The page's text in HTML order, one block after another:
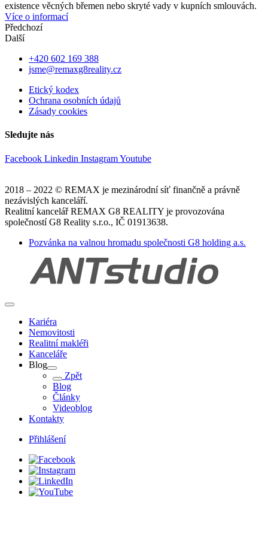
existence věcných břemen nebo skryté vady v kupních smlouvách.
Více o informací
Předchozí
Další
+420 602 169 388
jsme@remaxg8reality.cz
Etický kodex
Ochrana osobních údajů
Zásady cookies
Sledujte nás
Facebook Linkedin InstagramYoutube
2018 – 2022 © REMAX je mezinárodní síť finančně a právně
nezávislých kanceláří.
Realitní kancelář REMAX G8 REALITY je provozována
společností G8 Reality s.r.o., IČ 01913638.
Pozvánka na valnou hromadu společnosti G8 holding a.s.
Kariéra
Nemovitosti
Realitní makléři
Kanceláře
Blog
Zpět
Blog
Články
Videoblog
Kontakty
Přihlášení